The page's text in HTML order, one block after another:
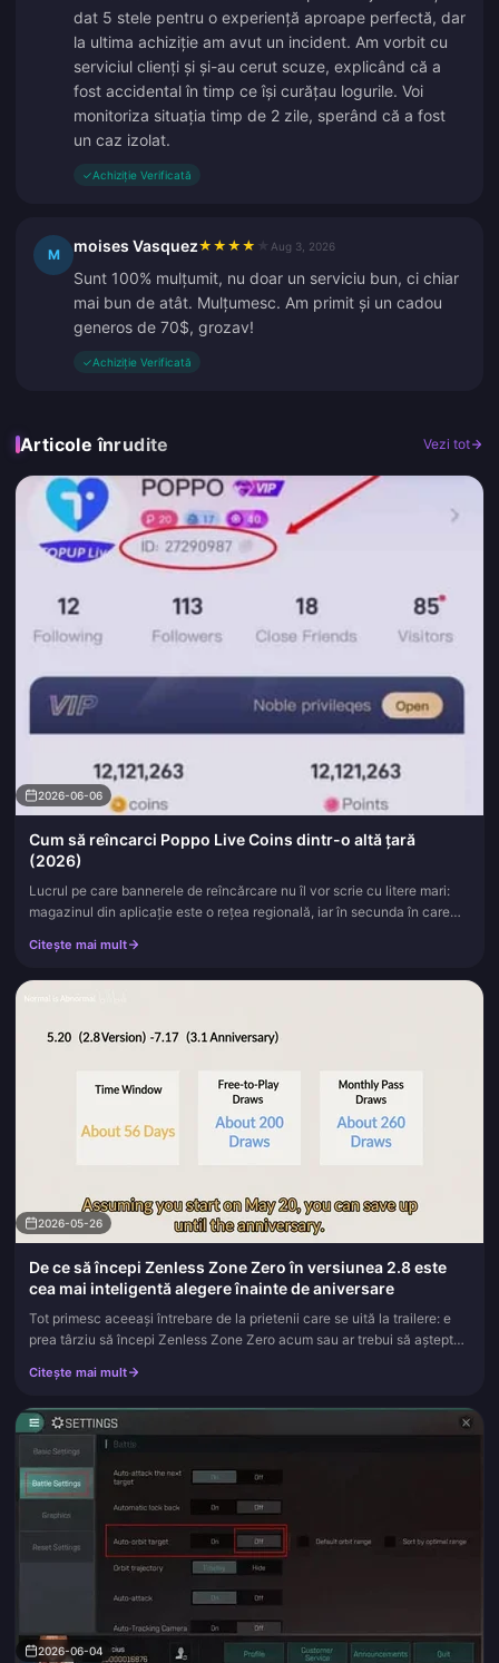
dat 5 stele pentru o experiență aproape perfectă, dar
la ultima achiziție am avut un incident. Am vorbit cu
serviciul clienți și și-au cerut scuze, explicând că a
fost accidental în timp ce își curățau logurile. Voi
monitoriza situația timp de 2 zile, sperând că a fost
un caz izolat.
✓Achiziție Verificată
M moises Vasquez★ ★ ★ ★ Aug 3, 2026
Sunt 100% mulțumit, nu doar un serviciu bun, ci chiar
mai bun de atât. Mulțumesc. Am primit și un cadou
generos de 70$, grozav!
✓Achiziție Verificată
Articole înrudite Vezi tot
2026-06-06
Cum să reîncarci Poppo Live Coins dintr-o altă țară
(2026)
Lucrul pe care bannerele de reîncărcare nu îl vor scrie cu litere mari:
magazinul din aplicație este o rețea regională, iar în secunda în care
Citește mai mult
2026-05-26
De ce să începi Zenless Zone Zero în versiunea 2.8 este
cea mai inteligentă alegere înainte de aniversare
Tot primesc aceeași întrebare de la prietenii care se uită la trailere: e
prea târziu să începi Zenless Zone Zero acum sau ar trebui să aștepte?
Citește mai mult
2026-06-04